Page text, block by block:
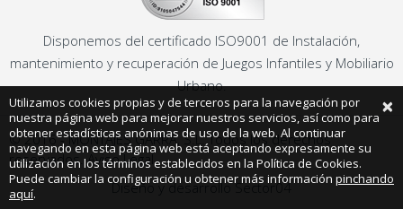
Disponemos del certificado ISO9001 de Instalación,
mantenimiento y recuperación de Juegos Infantiles y Mobiliario
Urbano.
© 2016 - MONTAJES GARRA, S.L. Todos los derechos
reservados.Aviso Legal
Diseño y desarrollo Sector04
×
Utilizamos cookies propias y de terceros para la navegación por
nuestra página web para mejorar nuestros servicios, así como para
obtener estadísticas anónimas de uso de la web. Al continuar
navegando en esta página web está aceptando expresamente su
utilización en los términos establecidos en la Política de Cookies.
Puede cambiar la configuración u obtener más información pinchando
aquí.